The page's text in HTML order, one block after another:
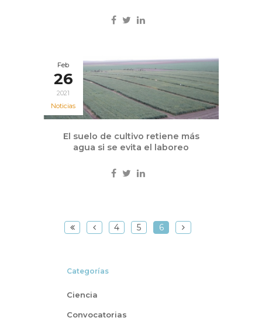
Feb
26
2021
Noticias
El suelo de cultivo retiene más
agua si se evita el laboreo
4 5 6
Categorías
Ciencia
Convocatorias